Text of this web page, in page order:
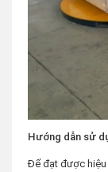
Hướng dẫn sử
Để đạt được